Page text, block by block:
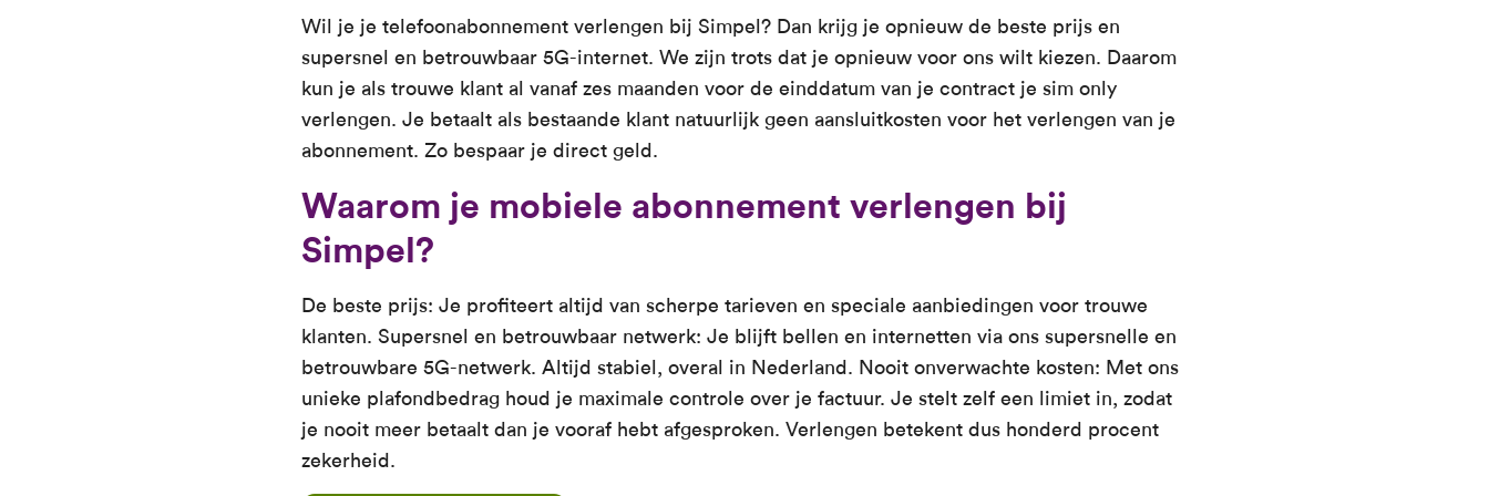
Wil je je telefoonabonnement verlengen bij Simpel? Dan krijg je opnieuw de beste prijs en
supersnel en betrouwbaar 5G-internet. We zijn trots dat je opnieuw voor ons wilt kiezen. Daarom
kun je als trouwe klant al vanaf zes maanden voor de einddatum van je contract je sim only
verlengen. Je betaalt als bestaande klant natuurlijk geen aansluitkosten voor het verlengen van je
abonnement. Zo bespaar je direct geld.
Waarom je mobiele abonnement verlengen bij
Simpel?
De beste prijs: Je profiteert altijd van scherpe tarieven en speciale aanbiedingen voor trouwe
klanten. Supersnel en betrouwbaar netwerk: Je blijft bellen en internetten via ons supersnelle en
betrouwbare 5G-netwerk. Altijd stabiel, overal in Nederland. Nooit onverwachte kosten: Met ons
unieke plafondbedrag houd je maximale controle over je factuur. Je stelt zelf een limiet in, zodat
je nooit meer betaalt dan je vooraf hebt afgesproken. Verlengen betekent dus honderd procent
zekerheid.